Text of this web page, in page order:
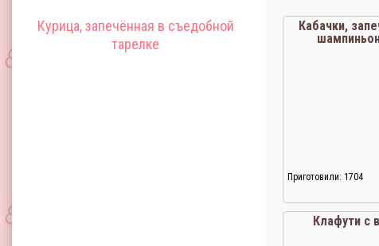
Курица, запечённая в съедобной
тарелке
Кабачки,
Приготовили: 1704
Клафути с